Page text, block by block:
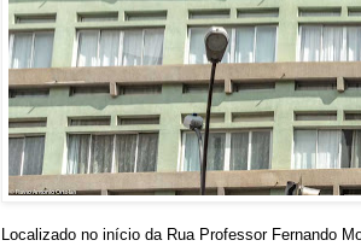
Localizado no início da Rua Professor Fernando